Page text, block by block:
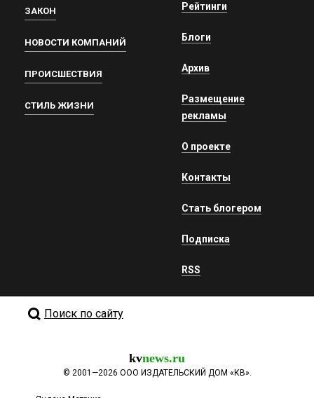
ЗАКОН
НОВОСТИ КОМПАНИЙ
ПРОИСШЕСТВИЯ
СТИЛЬ ЖИЗНИ
Рейтинги
Блоги
Архив
Размещение
рекламы
О проекте
Контакты
Стать блогером
Подписка
RSS
Поиск по сайту
kvnews.ru
© 2001—2026 ООО ИЗДАТЕЛЬСКИЙ ДОМ «КВ».